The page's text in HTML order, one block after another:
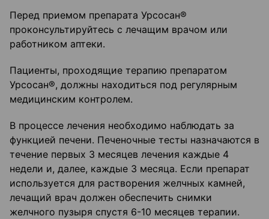
Перед приемом препарата Урсосан®
проконсультируйтесь с лечащим врачом или
работником аптеки.
Пациенты, проходящие терапию препаратом
Урсосан®, должны находиться под регулярным
медицинским контролем.
В процессе лечения необходимо наблюдать за
функцией печени. Печеночные тесты назначаются в
течение первых 3 месяцев лечения каждые 4
недели и, далее, каждые 3 месяца. Если препарат
используется для растворения желчных камней,
лечащий врач должен обеспечить снимки
желчного пузыря спустя 6-10 месяцев терапии.